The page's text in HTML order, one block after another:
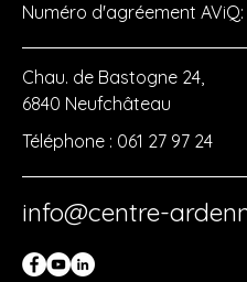
Numéro d'agréement AViQ:
Chau. de Bastogne 24,
6840 Neufchâteau
Téléphone : 061 27 97 24
info@centre-